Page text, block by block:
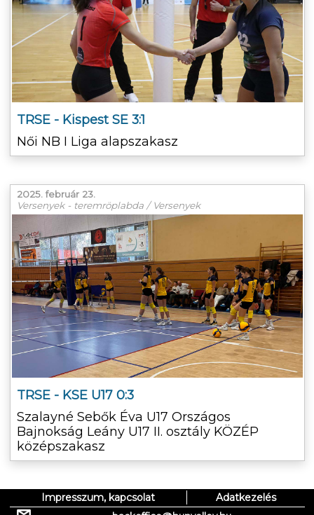
TRSE - Kispest SE 3:1
Női NB I Liga alapszakasz
2025. február 23.
Versenyek - teremröplabda / Versenyek
TRSE - KSE U17 0:3
Szalayné Sebők Éva U17 Országos
Bajnokság Leány U17 II. osztály KÖZÉP
középszakasz
Impresszum, kapcsolat Adatkezelés